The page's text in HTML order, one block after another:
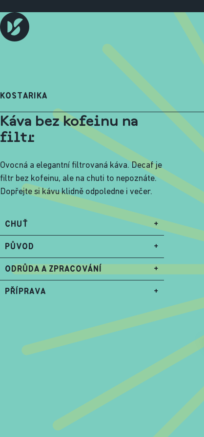
KOSTARIKA
Káva bez kofeinu na
filtr
Ovocná a elegantní filtrovaná káva. Decaf je
filtr bez kofeinu, ale na chuti to nepoznáte.
Dopřejte si kávu klidně odpoledne i večer.
CHUŤ +
PŮVOD +
ODRŮDA A ZPRACOVÁNÍ +
PŘÍPRAVA +